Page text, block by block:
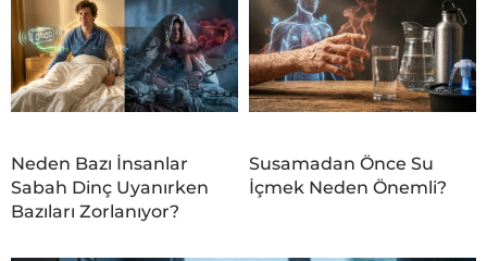
Neden Bazı İnsanlar
Sabah Dinç Uyanırken
Bazıları Zorlanıyor?
Susamadan Önce Su
İçmek Neden Önemli?